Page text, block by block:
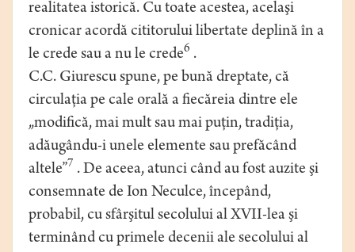
realitatea istorică. Cu toate acestea, acelaşi
cronicar acordă cititorului libertate deplină în a
le crede sau a nu le crede6 .
C.C. Giurescu spune, pe bună dreptate, că
circulaţia pe cale orală a fiecăreia dintre ele
„modifică, mai mult sau mai puţin, tradiţia,
adăugându-i unele elemente sau prefăcând
altele”7 . De aceea, atunci când au fost auzite şi
consemnate de Ion Neculce, începând,
probabil, cu sfârşitul secolului al XVII-lea şi
terminând cu primele decenii ale secolului al